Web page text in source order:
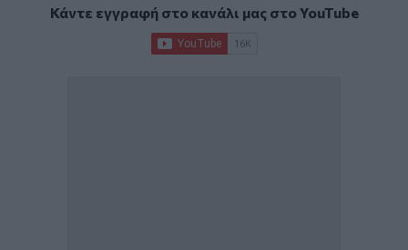
Κάντε εγγραφή στο κανάλι μας στοYouTube